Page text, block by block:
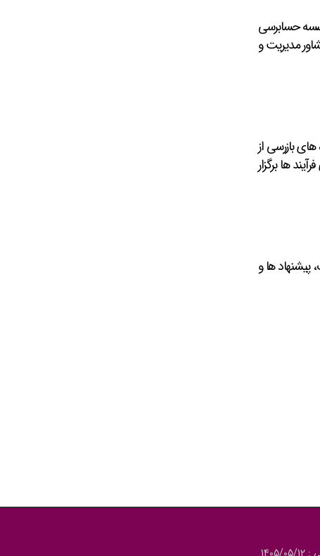
حسابرسی
مدیریت و
بازرسی از
ها برگزار
ها و